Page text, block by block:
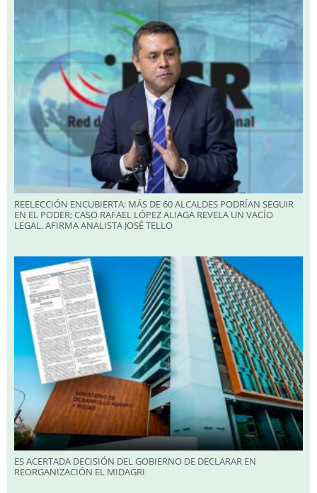
REELECCIÓN ENCUBIERTA: MÁS DE 60 ALCALDES PODRÍAN SEGUIR
EN EL PODER; CASO RAFAEL LÓPEZ ALIAGA REVELA UN VACÍO
LEGAL, AFIRMA ANALISTA JOSÉ TELLO
ES ACERTADA DECISIÓN DEL GOBIERNO DE DECLARAR EN
REORGANIZACIÓN EL MIDAGRI